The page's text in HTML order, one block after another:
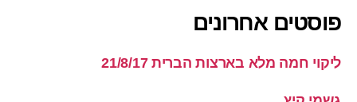
פוסטים אחרונים
ליקוי חמה מלא בארצות הברית 21/8/17